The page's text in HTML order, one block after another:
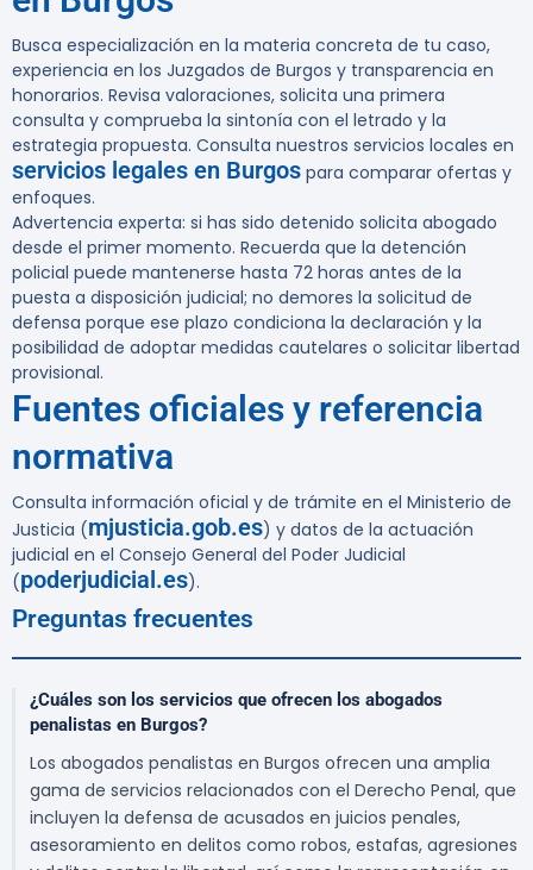
Busca especialización en la materia concreta de tu caso,
experiencia en los Juzgados de Burgos y transparencia en
honorarios. Revisa valoraciones, solicita una primera
consulta y comprueba la sintonía con el letrado y la
estrategia propuesta. Consulta nuestros servicios locales en
servicios legales en Burgos para comparar ofertas y
enfoques.
Advertencia experta: si has sido detenido solicita abogado
desde el primer momento. Recuerda que la detención
policial puede mantenerse hasta 72 horas antes de la
puesta a disposición judicial; no demores la solicitud de
defensa porque ese plazo condiciona la declaración y la
posibilidad de adoptar medidas cautelares o solicitar libertad
provisional.
Fuentes oficiales y referencia
normativa
Consulta información oficial y de trámite en el Ministerio de
Justicia (mjusticia.gob.es) y datos de la actuación
judicial en el Consejo General del Poder Judicial
(poderjudicial.es).
Preguntas frecuentes
¿Cuáles son los servicios que ofrecen los abogados
penalistas en Burgos?
Los abogados penalistas en Burgos ofrecen una amplia
gama de servicios relacionados con el Derecho Penal, que
incluyen la defensa de acusados en juicios penales,
asesoramiento en delitos como robos, estafas, agresiones